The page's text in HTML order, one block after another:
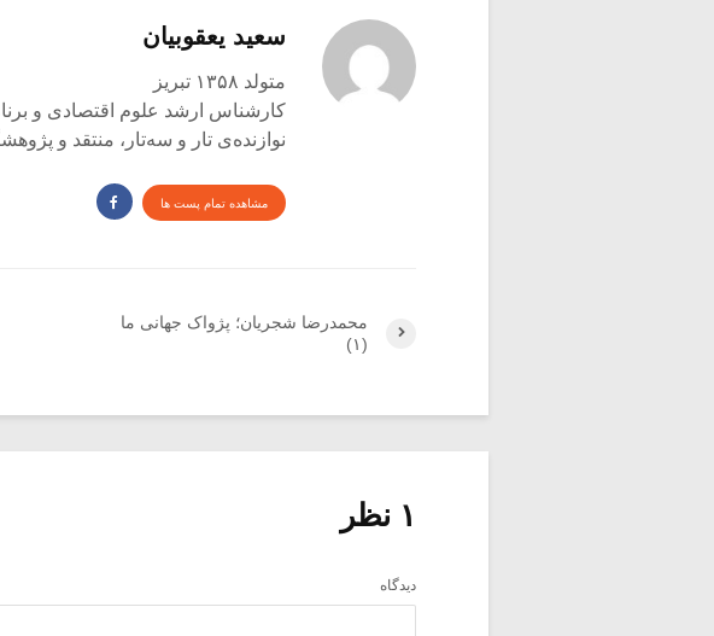
سعید یعقوبیان
متولد ۱۳۵۸ تبریز
کارشناس ارشد علوم اقتصادی و
نوازنده‌ی تار و سه‌تار، منتقد و
مشاهده تمام پست ها
محمدرضا شجریان؛ پژواک جهانی ما
(۱)
۱ نظر
دیدگاه